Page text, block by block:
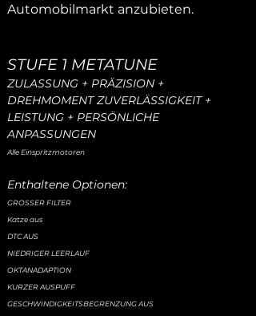
Automobilmarkt anzubieten.
STUFE 1 METATUNE
ZULASSUNG + PRÄZISION +
DREHMOMENT ZUVERLÄSSIGKEIT +
LEISTUNG + PERSÖNLICHE
ANPASSUNGEN
Alle Einspritzmotoren
Enthaltene Optionen:
GROSSER FILTER
Katze aus
DTC AUS
NIEDRIGER LEERLAUF
OKTANADAPTION
KURZER AUSPUFF
GESCHWINDIGKEITSBEGRENZUNG AUS